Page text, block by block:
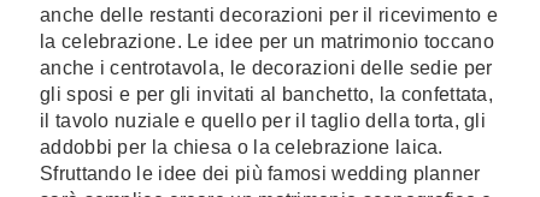
anche delle restanti decorazioni per il ricevimento e
la celebrazione. Le idee per un matrimonio toccano
anche i centrotavola, le decorazioni delle sedie per
gli sposi e per gli invitati al banchetto, la confettata,
il tavolo nuziale e quello per il taglio della torta, gli
addobbi per la chiesa o la celebrazione laica.
Sfruttando le idee dei più famosi wedding planner